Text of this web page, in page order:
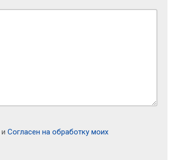
и Согласен на обработку моих